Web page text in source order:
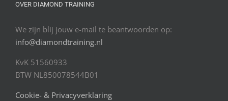
OVER DIAMOND TRAINING
We zijn blij jouw e-mail te beantwoorden op:
info@diamondtraining.nl
KvK 51560933
BTW NL850078544B01
Cookie- & Privacyverklaring